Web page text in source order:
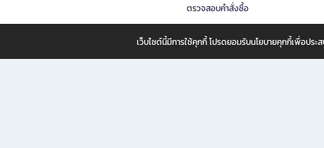
ตรวจสอบคำสั่งซื้อ
เว็บไซต์นี้มีการใช้คุกกี้ โปรดยอมรับนโยบายคุกกี้เพื่อป